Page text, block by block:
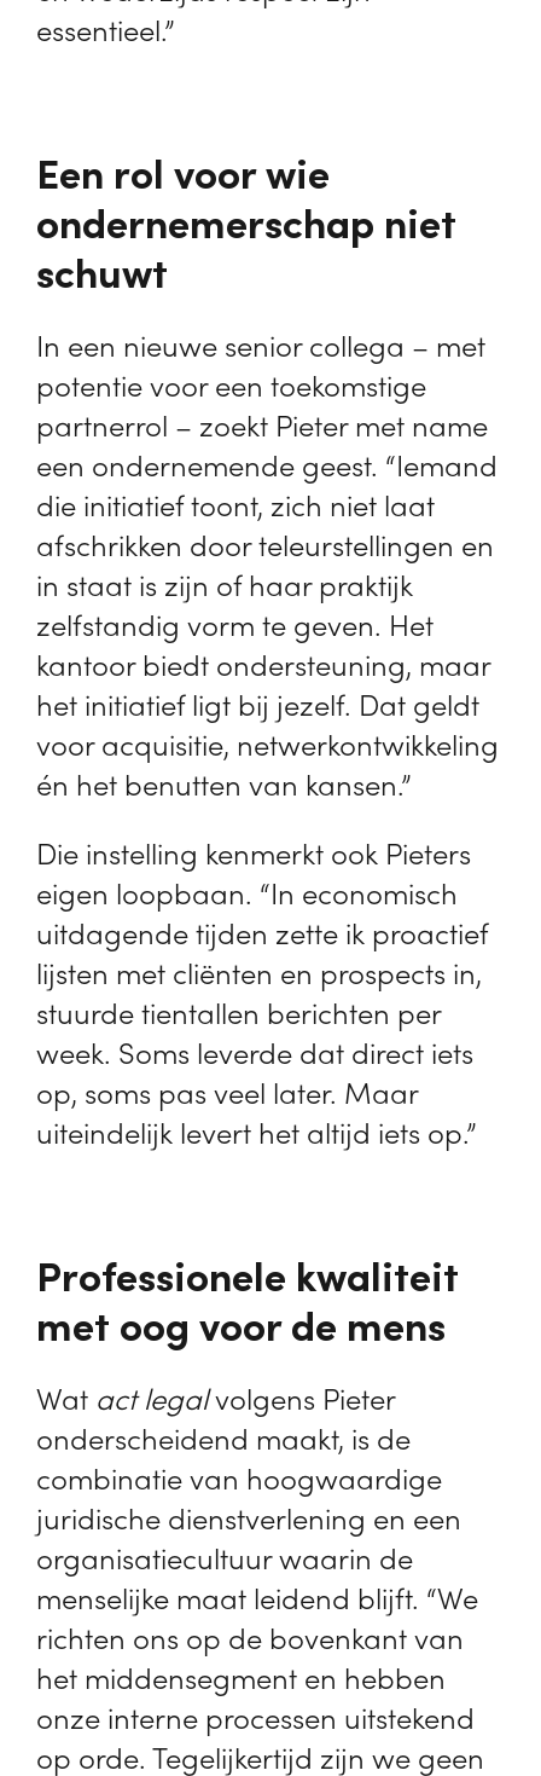
essentieel.”
Een rol voor wie
ondernemerschap niet
schuwt
In een nieuwe senior collega – met
potentie voor een toekomstige
partnerrol – zoekt Pieter met name
een ondernemende geest. “Iemand
die initiatief toont, zich niet laat
afschrikken door teleurstellingen en
in staat is zijn of haar praktijk
zelfstandig vorm te geven. Het
kantoor biedt ondersteuning, maar
het initiatief ligt bij jezelf. Dat geldt
voor acquisitie, netwerkontwikkeling
én het benutten van kansen.”
Die instelling kenmerkt ook Pieters
eigen loopbaan. “In economisch
uitdagende tijden zette ik proactief
lijsten met cliënten en prospects in,
stuurde tientallen berichten per
week. Soms leverde dat direct iets
op, soms pas veel later. Maar
uiteindelijk levert het altijd iets op.”
Professionele kwaliteit
met oog voor de mens
Wat act legalvolgens Pieter
onderscheidend maakt, is de
combinatie van hoogwaardige
juridische dienstverlening en een
organisatiecultuur waarin de
menselijke maat leidend blijft. “We
richten ons op de bovenkant van
het middensegment en hebben
onze interne processen uitstekend
op orde. Tegelijkertijd zijn we geen